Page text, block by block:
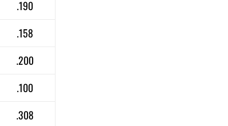
.190
.158
.200
.100
.308